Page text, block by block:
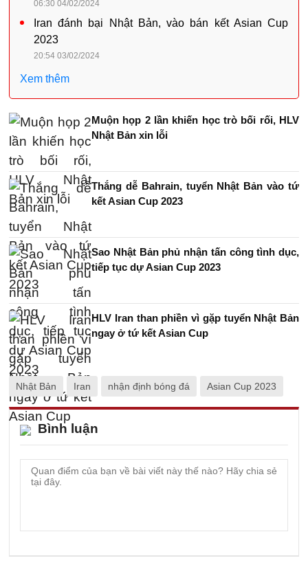
06:30 04/02/2024
Iran đánh bại Nhật Bản, vào bán kết Asian Cup
2023
20:54 03/02/2024
Xem thêm
Muộn họp 2 lần khiến học trò bối rối, HLV
Nhật Bản xin lỗi
Thắng dễ Bahrain, tuyển Nhật Bản vào tứ
kết Asian Cup 2023
Sao Nhật Bản phủ nhận tấn công tình dục,
tiếp tục dự Asian Cup 2023
HLV Iran than phiền vì gặp tuyển Nhật Bản
ngay ở tứ kết Asian Cup
Nhật Bản Iran nhận định bóng đá Asian Cup 2023
Bình luận